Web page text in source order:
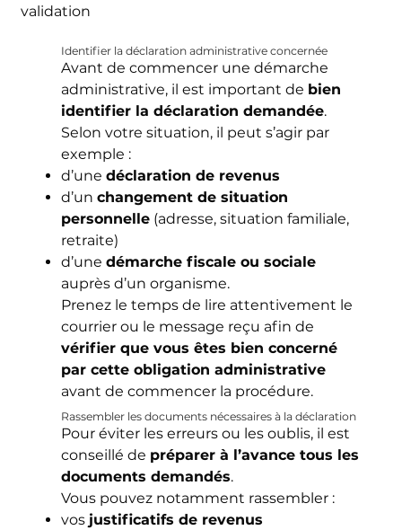
validation
Identifier la déclaration administrative concernée
Avant de commencer une démarche
administrative, il est important de bien
identifier la déclaration demandée.
Selon votre situation, il peut s’agir par
exemple :
d’unedéclaration de revenus
d’unchangement de situation
personnelle (adresse, situation familiale,
retraite)
d’unedémarche fiscale ou sociale
auprès d’un organisme.
Prenez le temps de lire attentivement le
courrier ou le message reçu afin de
vérifier que vous êtes bien concerné
par cette obligation administrative
avant de commencer la procédure.
Rassembler les documents nécessaires à la déclaration
Pour éviter les erreurs ou les oublis, il est
conseillé de préparer à l’avance tous les
documents demandés.
Vous pouvez notamment rassembler :
vos justificatifs de revenus